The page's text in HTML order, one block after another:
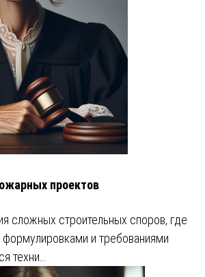
проектов
сложных строительных споров, где
и требованиями
техни…